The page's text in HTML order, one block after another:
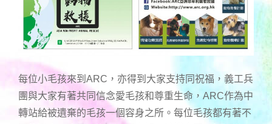
每位小毛孩來到ARC，亦得到大家支持同祝福，義工兵
團與大家有著共同信念愛毛孩和尊重生命，ARC作為中
轉站給被遺棄的毛孩一個容身之所。每位毛孩都有著不